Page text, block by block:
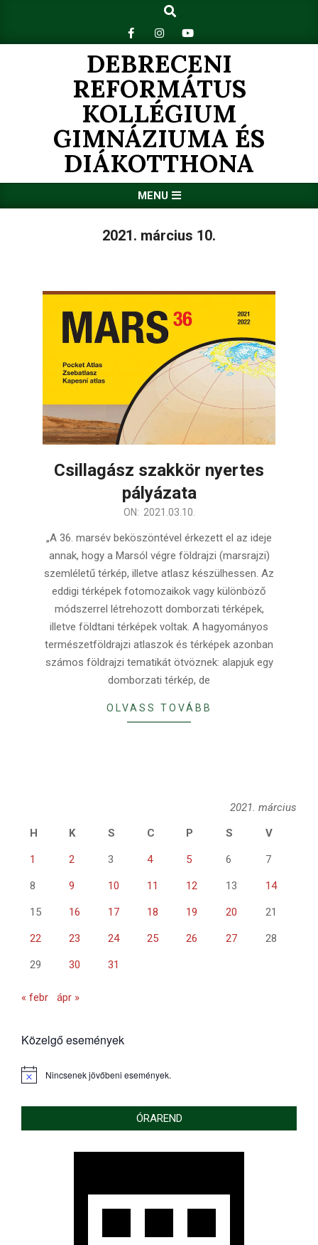
content
Search
DEBRECENI
REFORMÁTUS
KOLLÉGIUM
GIMNÁZIUMA ÉS
DIÁKOTTHONA
Navigation
MENU
2021. március 10.
Csillagász szakkör nyertes
pályázata
ON: 2021.03.10.
„A 36. marsév beköszöntével érkezett el az ideje
annak, hogy a Marsól végre földrajzi (marsrajzi)
szemléletű térkép, illetve atlasz készülhessen. Az
eddigi térképek fotomozaikok vagy különböző
módszerrel létrehozott domborzati térképek,
illetve földtani térképek voltak. A hagyományos
természetföldrajzi atlaszok és térképek azonban
számos földrajzi tematikát ötvöznek: alapjuk egy
domborzati térkép, de
OLVASS TOVÁBB
2021. március
H
K S C P S V
1 2 3 4 5 6 7
8 9 10 11 12 13 14
15 16 17 18 19 20 21
22 23 24 25 26 27 28
29 30 31
« febr ápr »
Közelgő események
Notice Nincsenek jövőbeni események.
ÓRAREND